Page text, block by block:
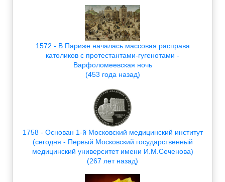
1572 - В Париже началась массовая расправа
католиков с протестантами-гугенотами -
Варфоломеевская ночь
(453 года назад)
1758 - Основан 1-й Московский медицинский институт
(сегодня - Первый Московский государственный
медицинский университет имени И.М.Сеченова)
(267 лет назад)